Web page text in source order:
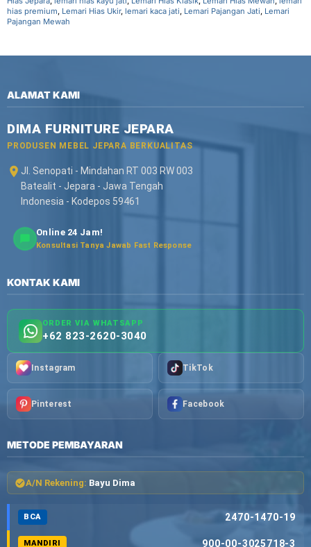
hias premium, Lemari Hias Ukir, lemari kaca jati, Lemari Pajangan Jati, Lemari
Pajangan Mewah
ALAMAT KAMI
DIMA FURNITURE JEPARA
PRODUSEN MEBEL JEPARA BERKUALITAS
Jl. Senopati - Mindahan RT 003 RW 003
Batealit - Jepara - Jawa Tengah
Indonesia - Kodepos 59461
Online 24 Jam!
Konsultasi Tanya Jawab Fast Response
KONTAK KAMI
ORDER VIA WHATSAPP
+62 823-2620-3040
Instagram TikTok
Pinterest Facebook
METODE PEMBAYARAN
A/N Rekening: Bayu Dima
BCA 2470-1470-19
MANDIRI 900-00-3025718-3